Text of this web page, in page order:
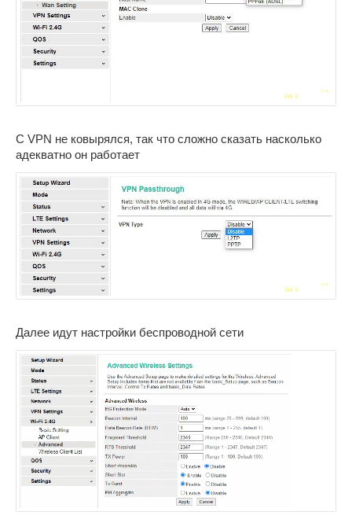
С VPN не ковырялся, так что сложно сказать насколько
адекватно он работает
Далее идут настройки беспроводной сети